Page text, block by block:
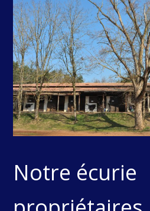
Notre écurie